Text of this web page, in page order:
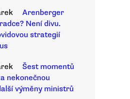
Arenberger
Není divu.
strategií
Šest momentů
nekonečnou
výměny ministrů